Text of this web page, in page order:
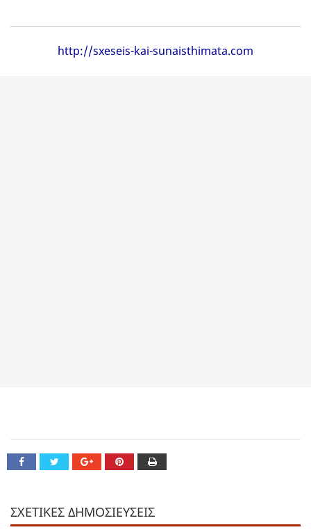
http://sxeseis-kai-sunaisthimata.com
ΣΧΕΤΙΚΕΣ ΔΗΜΟΣΙΕΥΣΕΙΣ